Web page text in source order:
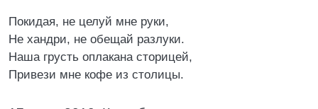
Покидая, не целуй мне руки,
Не хандри, не обещай разлуки.
Наша грусть оплакана сторицей,
Привези мне кофе из столицы.